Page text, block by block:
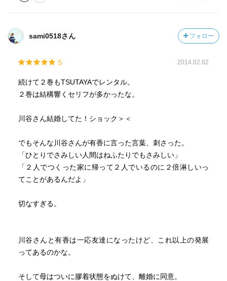
sami0518さん フォロー
5 2014.02.02
続けて２巻もTSUTAYAでレンタル。
２巻は結構響くセリフが多かったな。
川谷さん結婚してた！ショック＞＜
でもそんな川谷さんが有香に言った言葉、刺さった。
「ひとりでさみしい人間はねふたりでもさみしい」
「２人でつくった家に帰って２人でいるのに２倍淋しいっ
てことがあるんだよ」
切なすぎる。
川谷さんと有香は一応友達になったけど、これ以上の発展
ってあるのかな。
そして母はついに膠着状態をぬけて、離婚に同意。